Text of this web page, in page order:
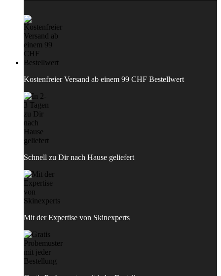
Kostenfreier Versand ab einem 99 CHF Bestellwert
Schnell zu Dir nach Hause geliefert
Mit der Expertise von Skinexperts